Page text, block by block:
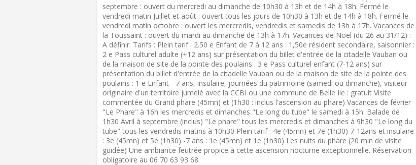
septembre : ouvert du mercredi au dimanche de 10h30 à 13h et de 14h à 18h. Fermé le
vendredi matin Juillet et août : ouvert tous les jours de 10h30 à 13h et de 14h à 18h. Fermé le
vendredi matin octobre : ouvert les mercredis, vendredis et samedis de 13h à 17h. Vacances de
la Toussaint : ouvert du mardi au dimanche de 13h à 17h. Vacances de Noël (du 26 au 31/12) :
A définir. Tarifs : Plein tarif : 2.50 e Enfant de 7 à 12 ans : 1,50e résident secondaire, saisonnier :
2 e Pass culturel adulte (+12 ans) sur présentation du billet d'entrée de la citadelle Vauban ou
de la maison de site de la pointe des poulains : 3 e Pass culturel enfant (7-12 ans) sur
présentation du billet d'entrée de la citadelle Vauban ou de la maison de site de la pointe des
poulains : 1 e Enfant - 7 ans, insulaire, journées du patrimoine (samedi ou dimanche), visiteur
originaire d'un territoire jumelé avec la CCBI ou une commune de Belle Ile : gratuit Visite
commentée du Grand phare (45mn) et (1h30 : inclus l'ascension au phare) Vacances de février
"Le Phare" à 16h les mercredis et dimanches "Le long du tube" le samedi à 15h. Balade de
1h30 Avril à septembre (inclus) "Le phare" tous les mercredis et dimanches à 9h30 "Le long du
tube" tous les vendredis matins à 10h30 Plein tarif : 4e (45mn) et 7e (1h30) 7-12ans et insulaire
: 3e (45mn) et 5e (1h30) -7 ans : 1e (45mn) et 1e (1h30) Les nuits du phare (20 min de visite
guidée) Une ambiance feutrée propice à cette ascension nocturne exceptionnelle. Réservation
obligatoire au 06 70 63 93 68